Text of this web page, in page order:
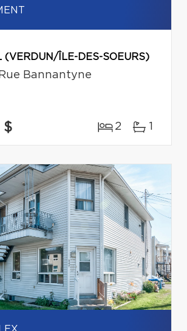
(VERDUN/ÎLE-DES-SOEURS)
Bannantyne
$ 2 1